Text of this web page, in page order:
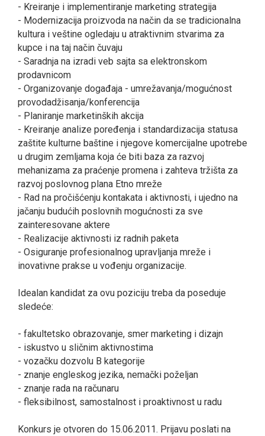
- Kreiranje i implementiranje marketing strategija
- Modernizacija proizvoda na način da se tradicionalna
kultura i veštine ogledaju u atraktivnim stvarima za
kupce i na taj način čuvaju
- Saradnja na izradi veb sajta sa elektronskom
prodavnicom
- Organizovanje događaja - umrežavanja/mogućnost
provodadžisanja/konferencija
- Planiranje marketinških akcija
- Kreiranje analize poređenja i standardizacija statusa
zaštite kulturne baštine i njegove komercijalne upotrebe
u drugim zemljama koja će biti baza za razvoj
mehanizama za praćenje promena i zahteva tržišta za
razvoj poslovnog plana Etno mreže
- Rad na pročišćenju kontakata i aktivnosti, i ujedno na
jačanju budućih poslovnih mogućnosti za sve
zainteresovane aktere
- Realizacije aktivnosti iz radnih paketa
- Osiguranje profesionalnog upravljanja mreže i
inovativne prakse u vođenju organizacije.
Idealan kandidat za ovu poziciju treba da poseduje
sledeće:
- fakultetsko obrazovanje, smer marketing i dizajn
- iskustvo u sličnim aktivnostima
- vozačku dozvolu B kategorije
- znanje engleskog jezika, nemački poželjan
- znanje rada na računaru
- fleksibilnost, samostalnost i proaktivnost u radu
Konkurs je otvoren do 15.06.2011. Prijavu poslati na